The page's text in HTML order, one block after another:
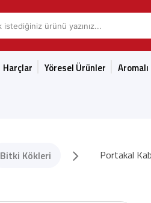
Harçlar Yöresel Ürünler
Bitki Kökleri Portakal